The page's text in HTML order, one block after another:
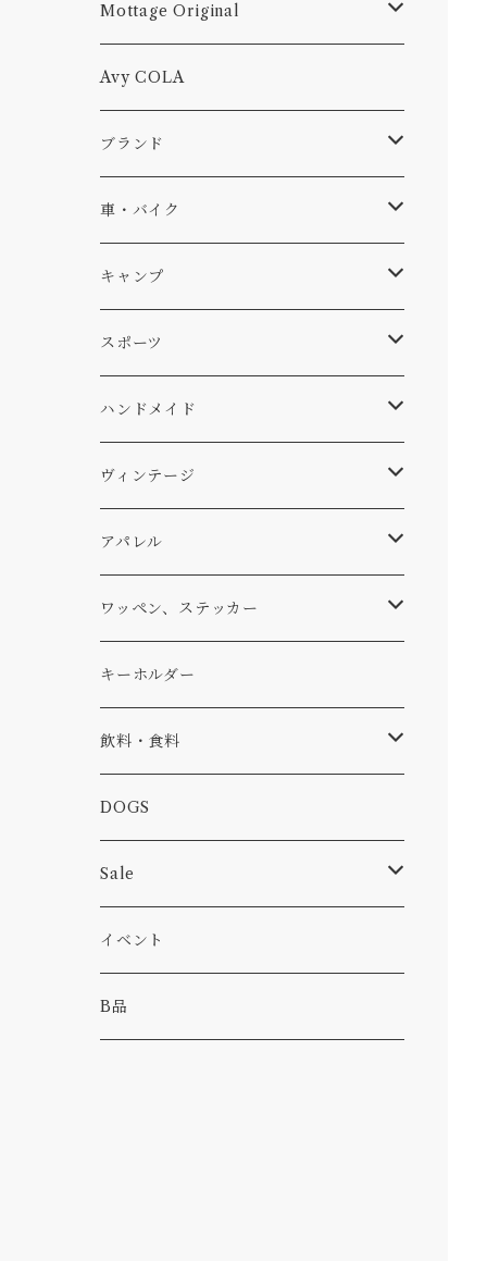
Mottage Original
Tシャツ
キャップ、ニット
ソックス
雑貨
ステッカー
バッグ
パンツ
パーカー・トレーナー
アウター
コラボ
食品
Avy COLA
ブランド
Db
サーフ
スキー
A-Frame
DOGS
WEAR
Four My Self
Ten
アメリカ軍払い下げ
...mura
車・バイク
車外
マット、シート
エアフレッシュナー
小物
ヘルメット
キャンプ
ファニチャー
キッチン
スリーピング
小物
コーヒー
焚き火
スポーツ
サーフ
スキー
ハンドメイド
ステッカー
ワッペン
小物
ヴィンテージ
ワッペン
ステッカー
小物
バイク
カー
アパレル
Tシャツ
キャップ、ニット
バッグ
小物
パンツ
パーカー・トレーナー
ワッペン、ステッカー
ワッペン
ステッカー
ピン
キーホルダー
飲料・食料
コーヒー
食べ物
DOGS
Sale
カー
キャンプ
イベント
B品